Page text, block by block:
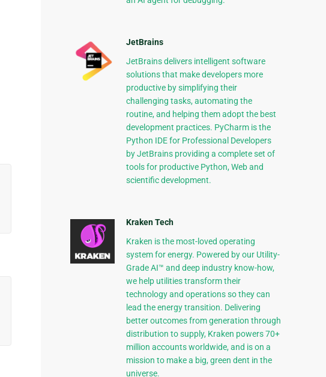
JetBrains
JetBrains delivers intelligent software
solutions that make developers more
productive by simplifying their
challenging tasks, automating the
routine, and helping them adopt the best
development practices. PyCharm is the
Python IDE for Professional Developers
by JetBrains providing a complete set of
tools for productive Python, Web and
scientific development.
Kraken Tech
Kraken is the most-loved operating
system for energy. Powered by our Utility-
Grade AI™ and deep industry know-how,
we help utilities transform their
technology and operations so they can
lead the energy transition. Delivering
better outcomes from generation through
distribution to supply, Kraken powers 70+
million accounts worldwide, and is on a
mission to make a big, green dent in the
universe.